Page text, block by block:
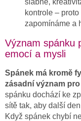
slábne,
kontrole –
zapomínáme a
Význam spánku
emocí a mysli
Spánek má kromě
zásadní význam
spánku dochází ke
sítě tak, aby další
Když spánek chybí